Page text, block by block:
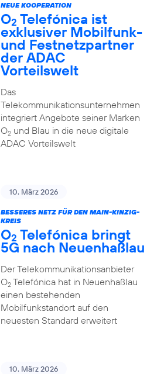
NEUE KOOPERATION
O2 Telefónica ist
exklusiver Mobilfunk-
und Festnetzpartner
der ADAC
Vorteilswelt
Das
Telekommunikationsunternehmen
integriert Angebote seiner Marken
O2und Blau in die neue digitale
ADAC Vorteilswelt
10. März 2026
BESSERES NETZ FÜR DEN MAIN-KINZIG-
KREIS
O2 Telefónica bringt
5G nach Neuenhaßlau
Der Telekommunikationsanbieter
O2Telefónica hat in Neuenhaßlau
einen bestehenden
Mobilfunkstandort auf den
neuesten Standard erweitert
10. März 2026